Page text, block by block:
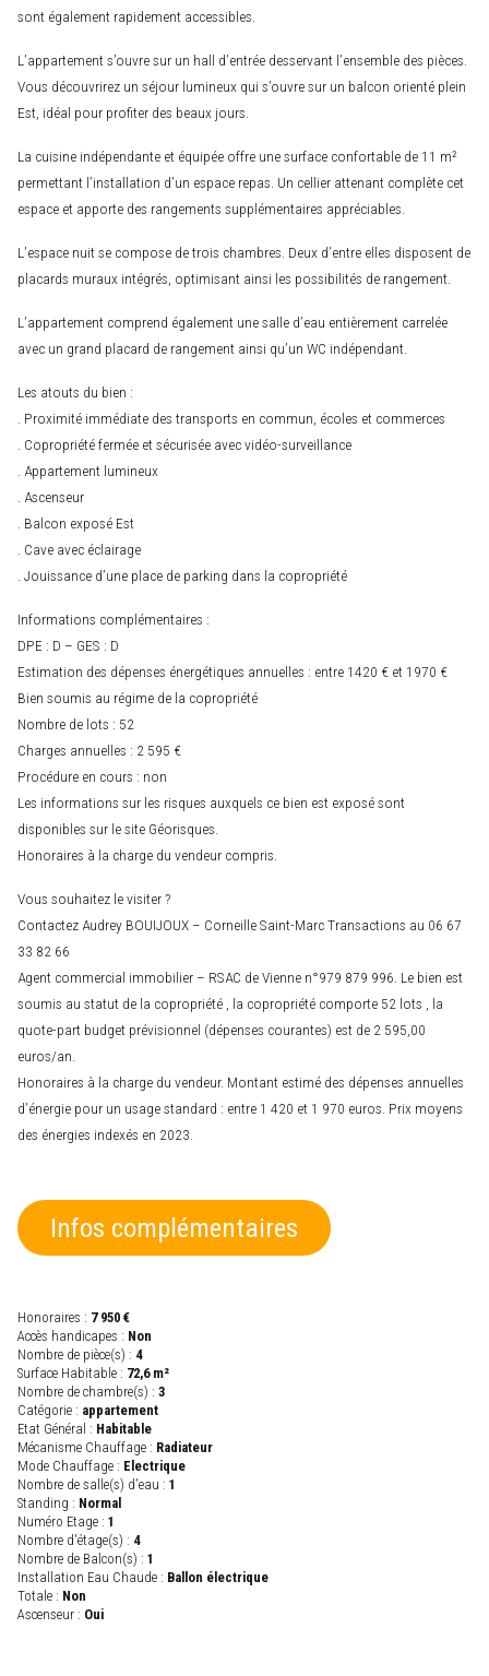
sont également rapidement accessibles.
L’appartement s’ouvre sur un hall d’entrée desservant l’ensemble des pièces.
Vous découvrirez un séjour lumineux qui s’ouvre sur un balcon orienté plein
Est, idéal pour profiter des beaux jours.
La cuisine indépendante et équipée offre une surface confortable de 11 m²
permettant l’installation d’un espace repas. Un cellier attenant complète cet
espace et apporte des rangements supplémentaires appréciables.
L’espace nuit se compose de trois chambres. Deux d’entre elles disposent de
placards muraux intégrés, optimisant ainsi les possibilités de rangement.
L’appartement comprend également une salle d’eau entièrement carrelée
avec un grand placard de rangement ainsi qu’un WC indépendant.
Les atouts du bien :
. Proximité immédiate des transports en commun, écoles et commerces
. Copropriété fermée et sécurisée avec vidéo-surveillance
. Appartement lumineux
. Ascenseur
. Balcon exposé Est
. Cave avec éclairage
. Jouissance d’une place de parking dans la copropriété
Informations complémentaires :
DPE : D – GES : D
Estimation des dépenses énergétiques annuelles : entre 1420 € et 1970 €
Bien soumis au régime de la copropriété
Nombre de lots : 52
Charges annuelles : 2 595 €
Procédure en cours : non
Les informations sur les risques auxquels ce bien est exposé sont
disponibles sur le site Géorisques.
Honoraires à la charge du vendeur compris.
Vous souhaitez le visiter ?
Contactez Audrey BOUIJOUX – Corneille Saint-Marc Transactions au 06 67
33 82 66
Agent commercial immobilier – RSAC de Vienne n°979 879 996. Le bien est
soumis au statut de la copropriété , la copropriété comporte 52 lots , la
quote-part budget prévisionnel (dépenses courantes) est de 2 595,00
euros/an.
Honoraires à la charge du vendeur. Montant estimé des dépenses annuelles
d’énergie pour un usage standard : entre 1 420 et 1 970 euros. Prix moyens
des énergies indexés en 2023.
Infos complémentaires
Honoraires : 7 950 €
Accès handicapes : Non
Nombre de pièce(s) : 4
Surface Habitable : 72,6 m²
Nombre de chambre(s) : 3
Catégorie : appartement
Etat Général : Habitable
Mécanisme Chauffage : Radiateur
Mode Chauffage : Electrique
Nombre de salle(s) d'eau : 1
Standing : Normal
Numéro Etage : 1
Nombre d'étage(s) : 4
Nombre de Balcon(s) : 1
Installation Eau Chaude : Ballon électrique
Totale : Non
Ascenseur : Oui